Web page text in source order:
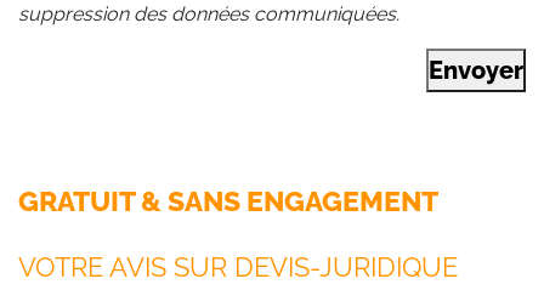
suppression des données communiquées.
Envoyer
GRATUIT & SANS ENGAGEMENT
VOTRE AVIS SUR DEVIS-JURIDIQUE